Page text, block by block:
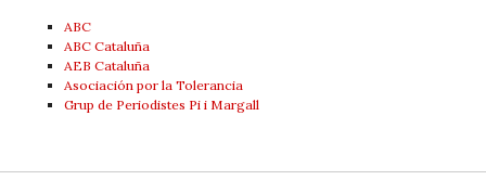
ABC
ABC Cataluña
AEB Cataluña
Asociación por la Tolerancia
Grup de Periodistes Pi i Margall